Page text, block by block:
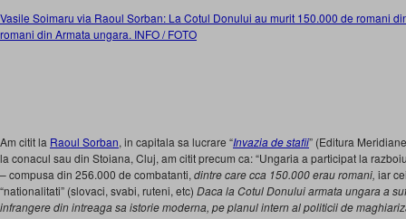
Vasile Soimaru via Raoul Sorban: La Cotul Donului au murit 150.000 de romani
romani din Armata ungara. INFO / FOTO
Am citit la Raoul Sorban, in capitala sa lucrare “Invazia de stafii” (Editura
la conacul sau din Stoiana, Cluj, am citit precum ca: “Ungaria a participat la
– compusa din 256.000 de combatanti, dintre care cca 150.000 erau romani, iar
“nationalitati” (slovaci, svabi, ruteni, etc) Daca la Cotul Donului armata ungara a
infrangere din intreaga sa istorie moderna, pe planul intern al politicii de